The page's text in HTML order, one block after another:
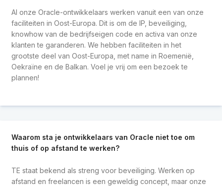
Al onze Oracle-ontwikkelaars werken vanuit een van onze
faciliteiten in Oost-Europa. Dit is om de IP, beveiliging,
knowhow van de bedrijfseigen code en activa van onze
klanten te garanderen. We hebben faciliteiten in het
grootste deel van Oost-Europa, met name in Roemenië,
Oekraïne en de Balkan. Voel je vrij om een bezoek te
plannen!
Waarom sta je ontwikkelaars van Oracle niet toe om
thuis of op afstand te werken?
TE staat bekend als streng voor beveiliging. Werken op
afstand en freelancen is een geweldig concept, maar onze